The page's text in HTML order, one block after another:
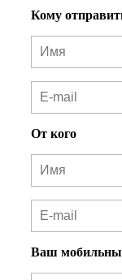
Кому
От кого
Ваш